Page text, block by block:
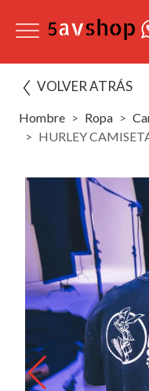
VOLVER ATRÁS
Hombre Ropa
HURLEY